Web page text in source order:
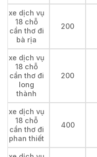
xe dịch vụ
18 chỗ
cần thơ đi
bà rịa
200
xe dịch vụ
18 chỗ
cần thơ đi
long
thành
200
xe dịch vụ
18 chỗ
cần thơ đi
phan thiết
400